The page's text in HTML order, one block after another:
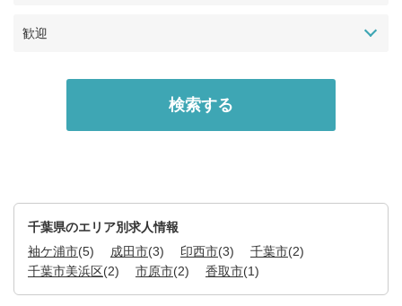
歓迎
千葉県のエリア別求人情報
袖ケ浦市(5) 成田市(3) 印西市(3) 千葉市(2)
千葉市美浜区(2) 市原市(2) 香取市(1)